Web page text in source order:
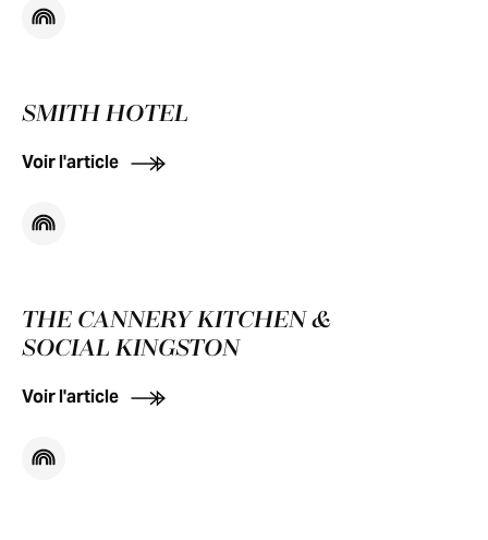
SMITH HOTEL
Voir l'article
THE CANNERY KITCHEN &
SOCIAL KINGSTON
Voir l'article